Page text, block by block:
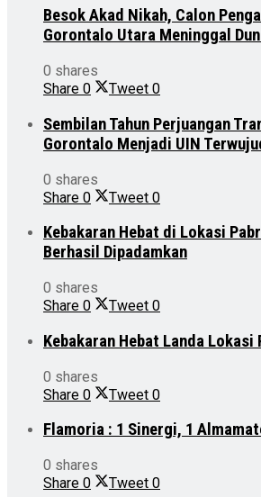
Besok Akad Nikah, Calon
Gorontalo Utara Meninggal
0 shares
Share 0 Tweet 0
Sembilan Tahun Perjuangan
Gorontalo Menjadi UIN
0 shares
Share 0 Tweet 0
Kebakaran Hebat di Lokasi
Berhasil Dipadamkan
0 shares
Share 0 Tweet 0
Kebakaran Hebat Landa
0 shares
Share 0 Tweet 0
Flamoria : 1 Sinergi, 1
0 shares
Share 0 Tweet 0